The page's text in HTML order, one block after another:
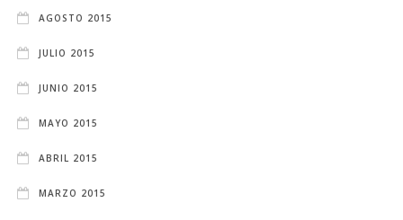
AGOSTO 2015
JULIO 2015
JUNIO 2015
MAYO 2015
ABRIL 2015
MARZO 2015